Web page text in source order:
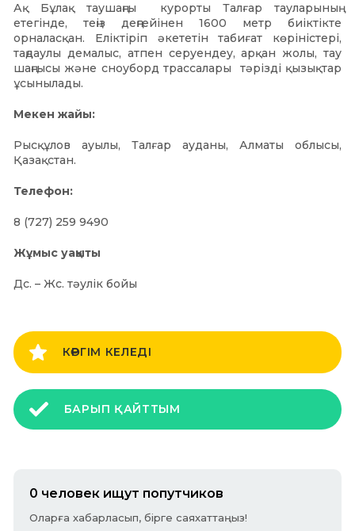
Ақ Бұлақ таушаңғы курорты Талғар тауларының
етегінде, теңіз деңгейінен 1600 метр биіктікте
орналасқан. Еліктіріп әкететін табиғат көріністері,
таңдаулы демалыс, атпен серуендеу, арқан жолы, тау
шаңғысы және сноуборд трассалары тәрізді қызықтар
ұсынылады.
Мекен жайы:
Рысқұлов ауылы, Талғар ауданы, Алматы облысы,
Қазақстан.
Телефон:
8 (727) 259 9490
Жұмыс уақыты
Дс. – Жс. тәулік бойы
КӨРГІМ КЕЛЕДІ
БАРЫП ҚАЙТТЫМ
0 человек ищут попутчиков
Оларға хабарласып, бірге саяхаттаңыз!